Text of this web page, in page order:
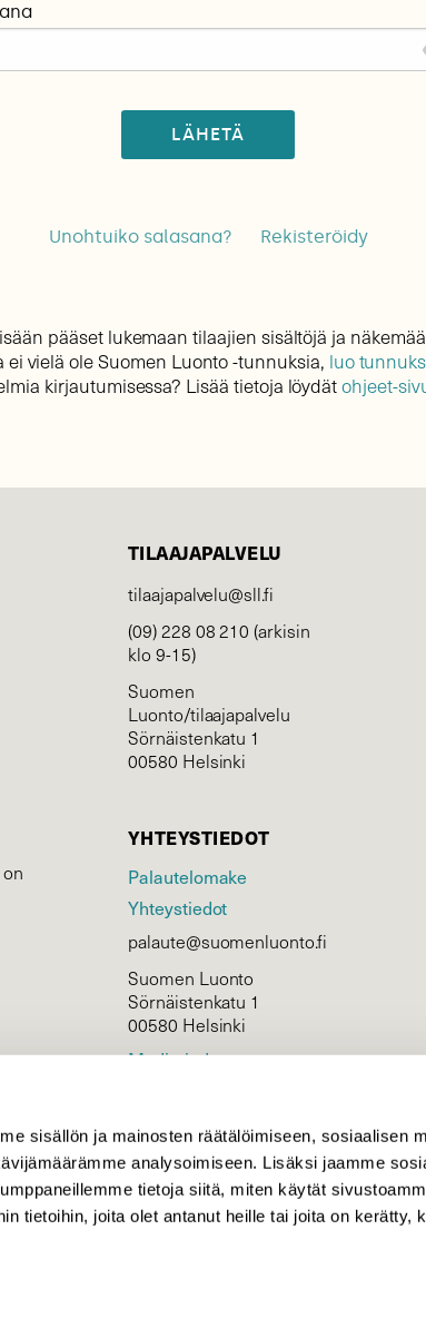
sisällön ja mainosten räätälöimiseen, sosiaalisen
analysoimiseen. Lisäksi jaamme
tietoja siitä, miten käytät
tietoihin, joita olet antanut heille tai joita on kerätty,
LÄHETÄ
Unohtuiko salasana? Rekisteröidy
pääset lukemaan tilaajien sisältöjä ja
ei vielä ole Suomen Luonto -tunnuksia, luo
kirjautumisessa? Lisää tietoja löydätohjeet-
TILAAJAPALVELU
tilaajapalvelu@sll.fi
(09) 228 08 210 (arkisin
klo 9-15)
Suomen
Luonto/tilaajapalvelu
Sörnäistenkatu 1
00580 Helsinki
YHTEYSTIEDOT
Palautelomake
Yhteystiedot
palaute@suomenluonto.fi
Suomen Luonto
Sörnäistenkatu 1
00580 Helsinki
Mediatiedot
KIRJAUDU